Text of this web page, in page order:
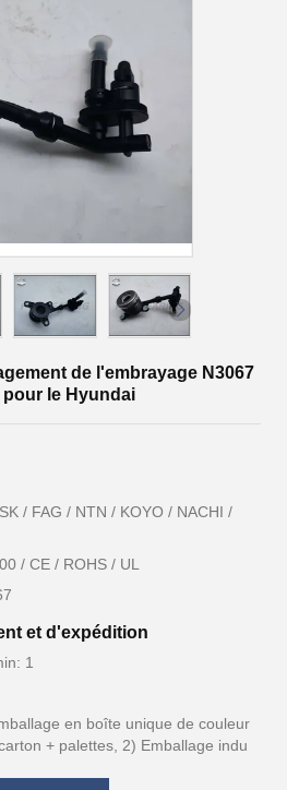
de l'embrayage N3067
le Hyundai
/ FAG / NTN / KOYO / NACHI /
/ CE / ROHS / UL
et d'expédition
1
en boîte unique de couleur
+ palettes, 2) Emballage indu